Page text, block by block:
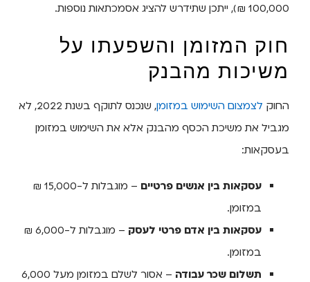
100,000 ₪), ייתכן שתידרש להציג אסמכתאות נוספות.
חוק המזומן והשפעתו על
משיכות מהבנק
החוק לצמצום השימוש במזומן
, שנכנס לתוקף בשנת 2022, לא
מגביל את משיכת הכסף מהבנק אלא את השימוש במזומן
בעסקאות:
עסקאות בין אנשים פרטיים
– מוגבלות ל-15,000 ₪
במזומן.
עסקאות בין אדם פרטי לעסק
– מוגבלות ל-6,000 ₪
במזומן.
תשלום שכר עבודה
– אסור לשלם במזומן מעל 6,000